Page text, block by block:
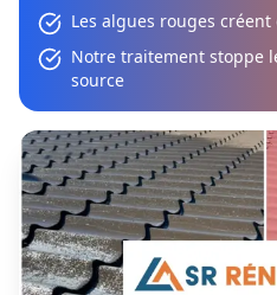
Les algues rouges
Notre traitement stoppe
source